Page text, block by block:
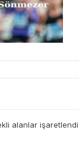
alanlar işaretlendi